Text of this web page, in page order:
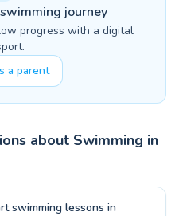
journey
progress with a digital
a parent
about Swimming in
swimming lessons in